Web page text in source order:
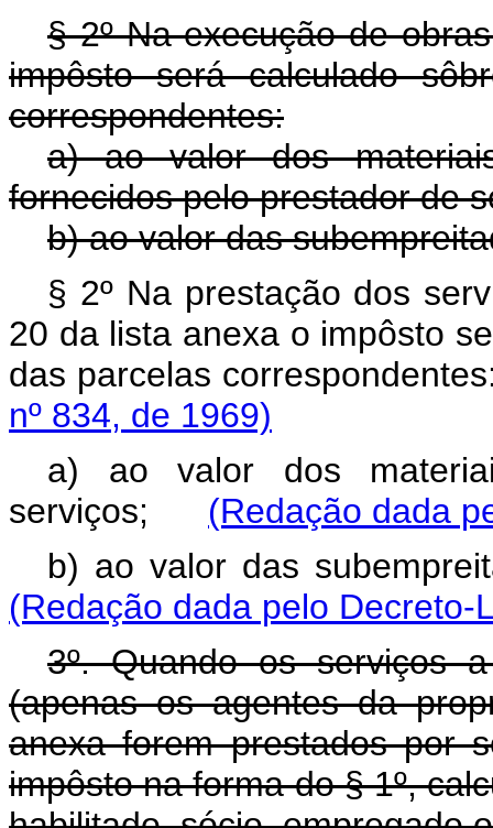
§ 2º Na execução de
impôsto será calculado
correspondentes:
a) ao valor dos
fornecidos pelo prestador de
b) ao valor das
§ 2º Na prestação dos
20 da lista anexa o impôsto
das parcelas
nº 834, de 1969)
a) ao valor dos
serviços; (Redação dada
b) ao valor das
(Redação dada pelo Decreto-
3º. Quando os serviços
(apenas os agentes da
anexa forem prestados por
impôsto na forma do § 1º,